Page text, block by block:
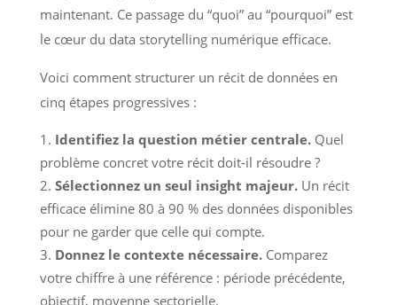
maintenant. Ce passage du “quoi” au “pourquoi” est
le cœur du data storytelling numérique efficace.
Voici comment structurer un récit de données en
cinq étapes progressives :
Identifiez la question métier centrale.Quel
problème concret votre récit doit-il résoudre ?
Sélectionnez un seul insight majeur.Un récit
efficace élimine 80 à 90 % des données disponibles
pour ne garder que celle qui compte.
Donnez le contexte nécessaire.Comparez
votre chiffre à une référence : période précédente,
objectif, moyenne sectorielle.